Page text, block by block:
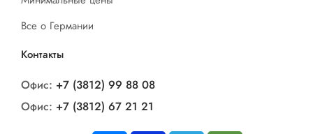
Все о Германии
Контакты
Офис: +7 (3812) 99 88 08
Офис: +7 (3812) 67 21 21